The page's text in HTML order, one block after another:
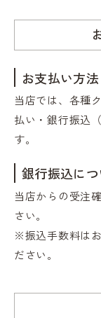
お支払い方法
当店では、各種
払い・銀行振込
す。
銀行振込に
当店からの受注
さい。
※振込手数料は
ださい。